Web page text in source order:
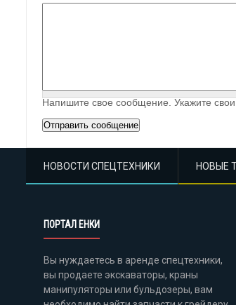
Напишите свое сообщение. Укажите
НОВОСТИ СПЕЦТЕХНИКИ НОВЫЕ
ПОРТАЛ ЕНКИ
Вы нуждаетесь в аренде спецтехники,
вы продаете экскаваторы, краны
манипуляторы или бульдозеры, вам